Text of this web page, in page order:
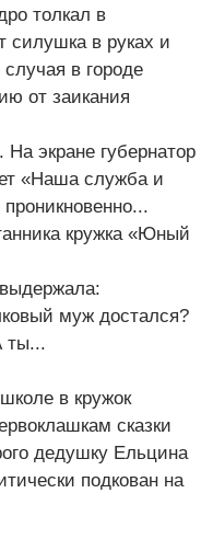
толкал в
силушка в руках и
в городе
от заикания
экране губернатор
«Наша служба и
кружка «Юный
муж достался?
ты...
в кружок
сказки
дедушку Ельцина
подкован на